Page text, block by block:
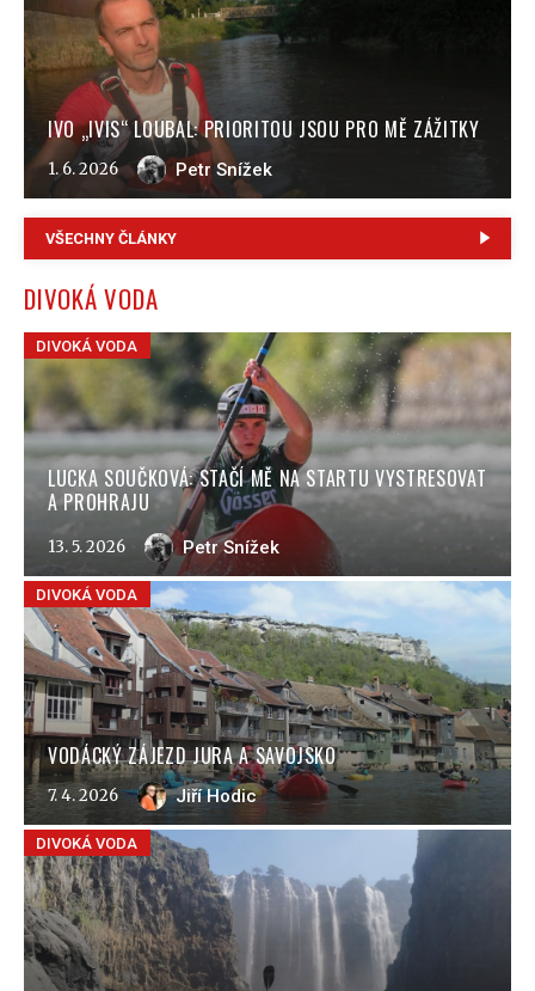
IVO „IVIS“ LOUBAL: PRIORITOU JSOU PRO MĚ ZÁŽITKY
1. 6. 2026 Petr Snížek
VŠECHNY ČLÁNKY
DIVOKÁ VODA
DIVOKÁ VODA
LUCKA SOUČKOVÁ: STAČÍ MĚ NA STARTU VYSTRESOVAT
A PROHRAJU
13. 5. 2026 Petr Snížek
DIVOKÁ VODA
VODÁCKÝ ZÁJEZD JURA A SAVOJSKO
7. 4. 2026 Jiří Hodic
DIVOKÁ VODA